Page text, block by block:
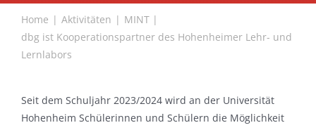
Home Aktivitäten
MINT
dbg ist Kooperationspartner des Hohenheimer Lehr- und
Lernlabors
Seit dem Schuljahr 2023/2024 wird an der Universität
Hohenheim Schülerinnen und Schülern die Möglichkeit